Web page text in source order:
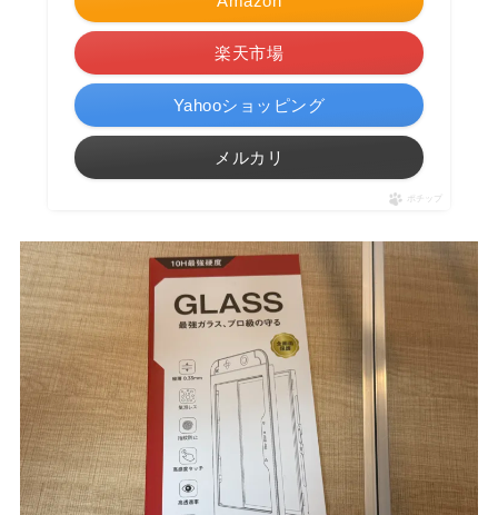
楽天市場
Yahooショッピング
メルカリ
ポチップ